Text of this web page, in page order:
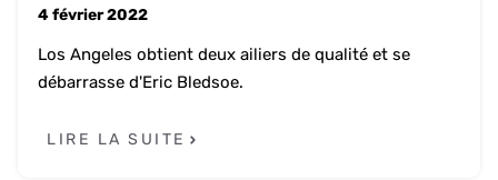
4 février 2022
Los Angeles obtient deux ailiers de qualité et se
débarrasse d'Eric Bledsoe.
LIRE LA SUITE